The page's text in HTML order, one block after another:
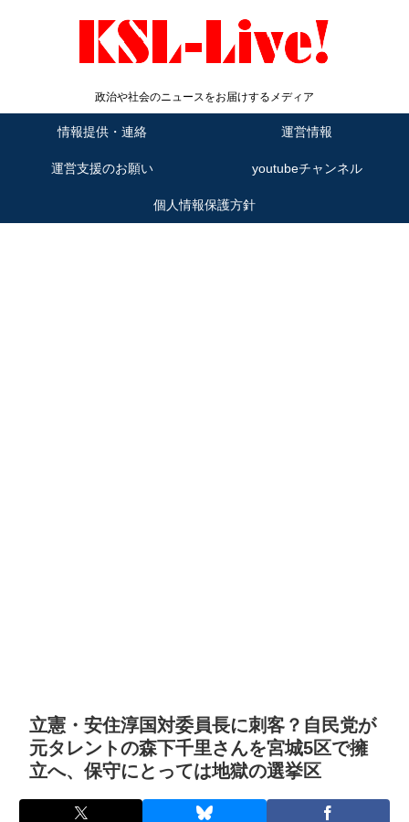
政治や社会のニュースをお届けするメディア
情報提供・連絡 運営情報
運営支援のお願い youtubeチャンネル
個人情報保護方針
立憲・安住淳国対委員長に刺客？自民党が
元タレントの森下千里さんを宮城5区で擁
立へ、保守にとっては地獄の選挙区